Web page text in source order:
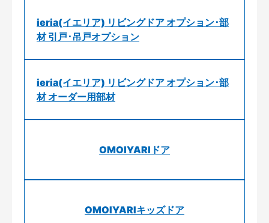
ieria(イエリア) リビングドア オプション･部
材 引戸･吊戸オプション
ieria(イエリア) リビングドア オプション･部
材 オーダー用部材
OMOIYARIドア
OMOIYARIキッズドア